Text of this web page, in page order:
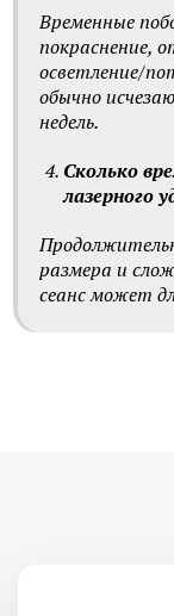
Временные
покраснение,
осветление/
обычно
недель.
Сколько
лазерного
размера и
сеанс может